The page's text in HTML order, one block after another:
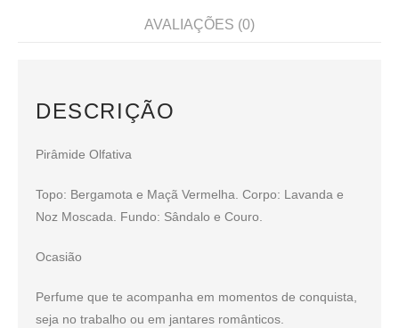
AVALIAÇÕES (0)
DESCRIÇÃO
Pirâmide Olfativa
Topo: Bergamota e Maçã Vermelha. Corpo: Lavanda e
Noz Moscada. Fundo: Sândalo e Couro.
Ocasião
Perfume que te acompanha em momentos de conquista,
seja no trabalho ou em jantares românticos.